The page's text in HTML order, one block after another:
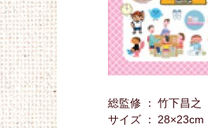
総監修
竹下昌之
サイズ
28×23cm